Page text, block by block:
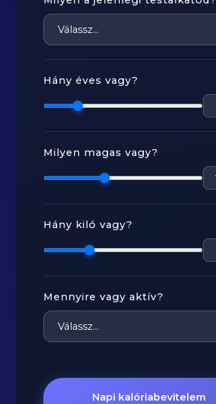
Hány éves vagy?
Milyen magas vagy?
Hány kiló vagy?
Mennyire vagy aktív?
Napi kalóriabevitelem